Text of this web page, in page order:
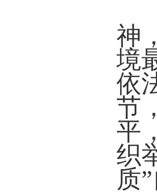
神
境
依
节
平
织
质